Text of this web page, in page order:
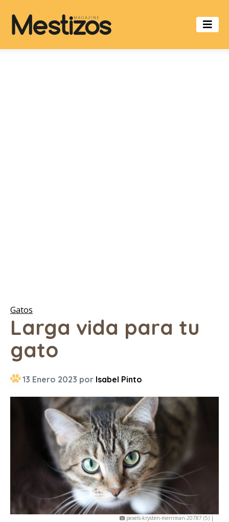
Gatos
Larga vida para tu
gato
13 Enero 2023 por Isabel Pinto
pexels-krysten-merriman-20787 (5) |